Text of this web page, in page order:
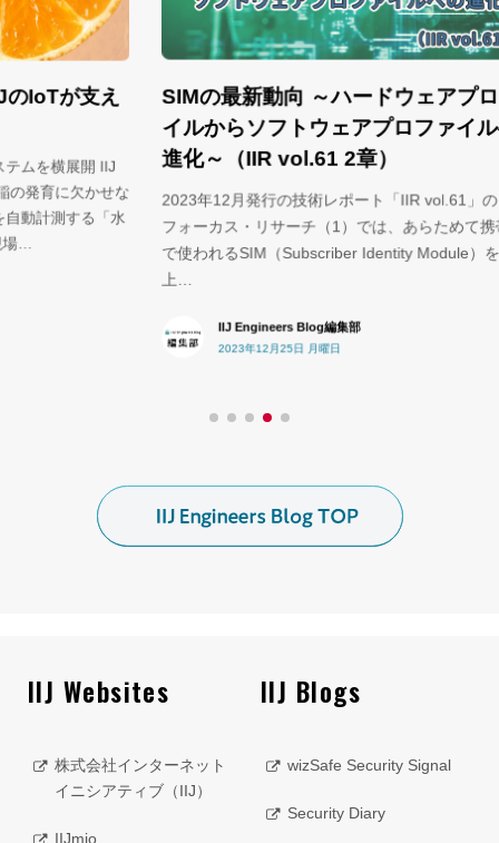
な
SIMの最新動向 ～ハードウェアプロファ
イルからソフトウェアプロファイルへの
進化～（IIR vol.61 2章）
2023年12月発行の技術レポート「IIR vol.61」の 第2章
フォーカス・リサーチ（1）では、あらためて携帯電話
で使われるSIM（Subscriber Identity Module）を取り
IIJ Engineers Blog編集部
2023年12月25日 月曜日
世
IIJ Websites
株式会社インターネット
イニシアティブ（IIJ）
IIJmio
IIJ Blogs
wizSafe Security Signal
Security Diary